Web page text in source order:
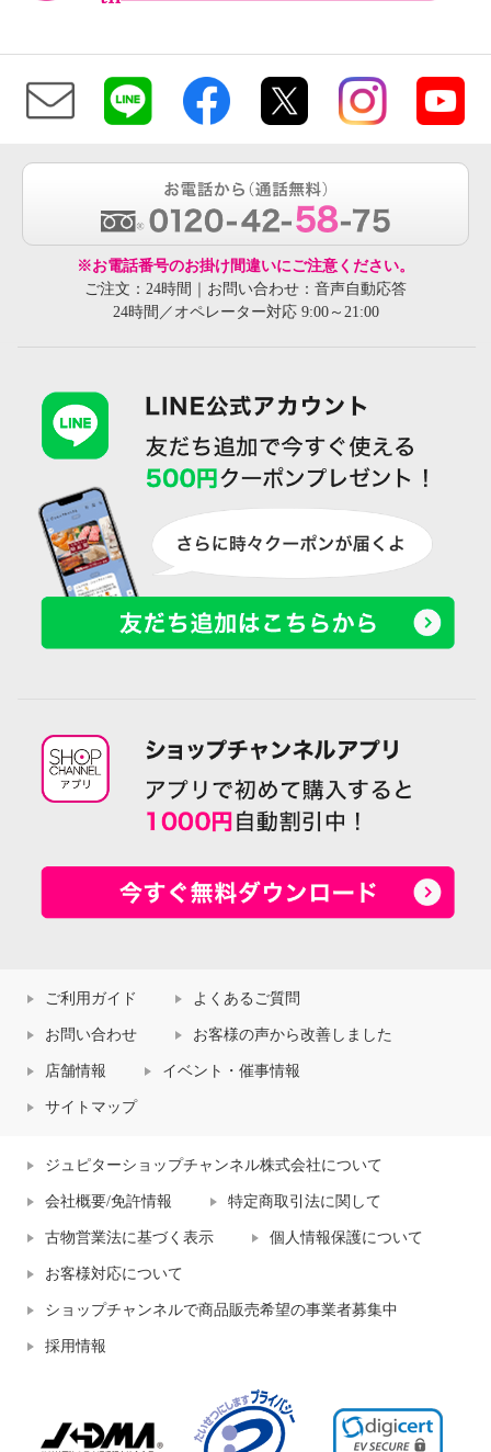
※お電話番号のお掛け間違いにご注意ください。
ご注文：24時間｜お問い合わせ：音声自動応答
24時間／オペレーター対応 9:00～21:00
ご利用ガイド よくあるご質問
お問い合わせ お客様の声から改善しました
店舗情報 イベント・催事情報
サイトマップ
ジュピターショップチャンネル株式会社について
会社概要/免許情報 特定商取引法に関して
古物営業法に基づく表示 個人情報保護について
お客様対応について
ショップチャンネルで商品販売希望の事業者募集中
採用情報